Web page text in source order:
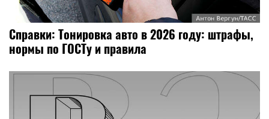
Справки: Тонировка авто в 2026 году: штрафы,
нормы по ГОСТу и правила